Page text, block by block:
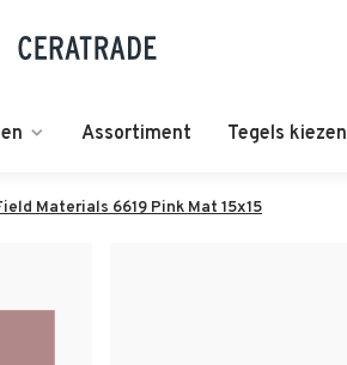
Assortiment Tegels kiezen
Materials 6619 Pink Mat 15x15